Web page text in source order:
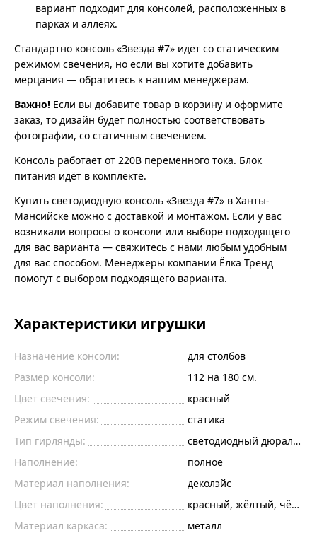
вариант подходит для консолей, расположенных в
парках и аллеях.
Стандартно консоль «Звезда #7» идёт со статическим
режимом свечения, но если вы хотите добавить
мерцания — обратитесь к нашим менеджерам.
Важно! Если вы добавите товар в корзину и оформите
заказ, то дизайн будет полностью соответствовать
фотографии, со статичным свечением.
Консоль работает от 220В переменного тока. Блок
питания идёт в комплекте.
Купить светодиодную консоль «Звезда #7» в Ханты-
Мансийске можно с доставкой и монтажом. Если у вас
возникали вопросы о консоли или выборе подходящего
для вас варианта — свяжитесь с нами любым удобным
для вас способом. Менеджеры компании Ёлка Тренд
помогут с выбором подходящего варианта.
Характеристики игрушки
Назначение консоли:
для столбов
Размер консоли:
112 на 180 см.
Цвет свечения:
красный
Режим свечения:
статика
Тип гирлянды:
светодиодный дюралайт
Наполнение:
полное
Материал наполнения:
деколэйс
Цвет наполнения:
красный, жёлтый,
Материал каркаса:
металл